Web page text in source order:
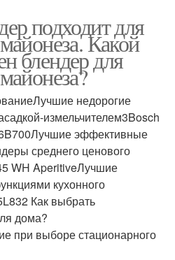
подходит для
Какой
блендер для
недорогие
измельчителем3Bosch
эффективные
среднего ценового
WH AperitiveЛучшие
кухонного
Как выбрать
дома?
при выборе стационарного